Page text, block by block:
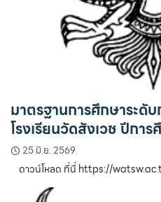
มาตรฐานการศึกษาระดั
โรงเรียนวัดสังเวช ปีกา
25 มิ.ย. 2569
ดาวน์โหลด ที่นี่ https://